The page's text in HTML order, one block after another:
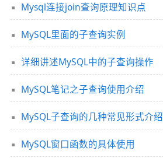
Mysql连接join查询原理知识点
MySQL里面的子查询实例
详细讲述MySQL中的子查询操作
MySQL笔记之子查询使用介绍
MySQL子查询的几种常见形式介绍
MySQL窗口函数的具体使用